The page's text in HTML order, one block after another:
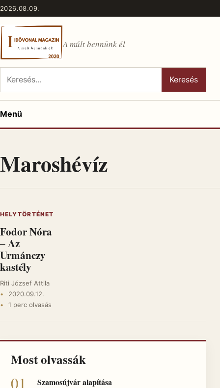
Ugrás a tartalomhoz
2026.08.09.
A múlt bennünk él
Keresés:
Keresés
Menü
Maroshévíz
HELYTÖRTÉNET
Fodor Nóra
– Az
Urmánczy
kastély
Riti József Attila
2020.09.12.
1 perc olvasás
Most olvassák
Szamosújvár alapítása